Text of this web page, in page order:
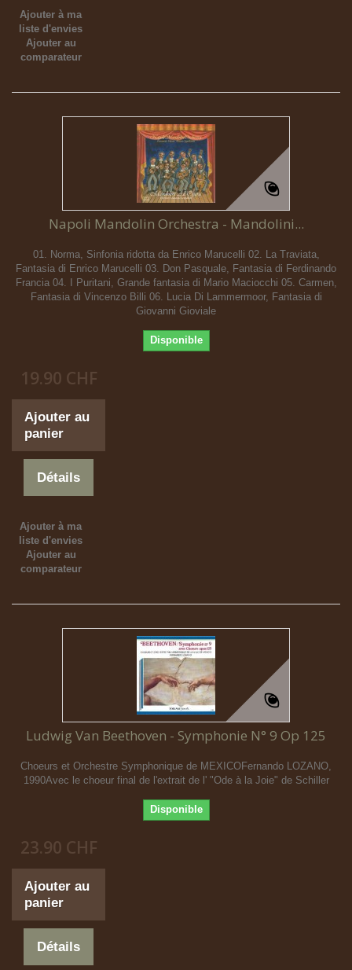
Ajouter à ma
liste d'envies
Ajouter au
comparateur
Napoli Mandolin Orchestra - Mandolini...
01. Norma, Sinfonia ridotta da Enrico Marucelli 02. La Traviata,
Fantasia di Enrico Marucelli 03. Don Pasquale, Fantasia di Ferdinando
Francia 04. I Puritani, Grande fantasia di Mario Maciocchi 05. Carmen,
Fantasia di Vincenzo Billi 06. Lucia Di Lammermoor, Fantasia di
Giovanni Gioviale
Disponible
19.90 CHF
Ajouter au
panier
Détails
Ajouter à ma
liste d'envies
Ajouter au
comparateur
Ludwig Van Beethoven - Symphonie N° 9 Op 125
Choeurs et Orchestre Symphonique de MEXICOFernando LOZANO,
1990Avec le choeur final de l'extrait de l' "Ode à la Joie" de Schiller
Disponible
23.90 CHF
Ajouter au
panier
Détails